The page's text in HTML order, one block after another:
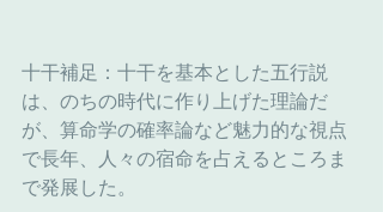
十干補足：十干を基本とした五行説
は、のちの時代に作り上げた理論だ
が、算命学の確率論など魅力的な視点
で長年、人々の宿命を占えるところま
で発展した。